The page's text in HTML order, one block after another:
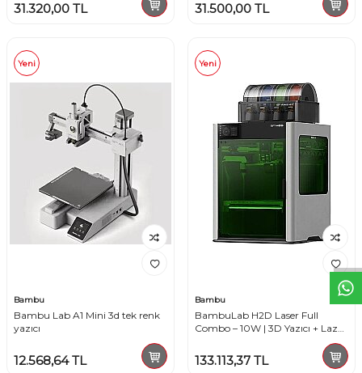
WhtsappDeseHatt
31.320,00 TL 31.500,00 TL
Yeni
Bambu
Bambu Lab A1 Mini 3d tek renk
yazıcı
12.568,64TL
Yeni
Bambu
BambuLab H2D Laser Full
Combo – 10W | 3D Yazıcı + Lazer
133.113,37 TL